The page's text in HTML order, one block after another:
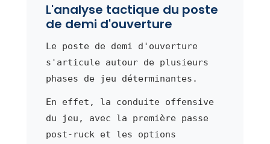
L'analyse tactique du poste
de demi d'ouverture
Le poste de demi d'ouverture
s'articule autour de plusieurs
phases de jeu déterminantes.
En effet, la conduite offensive
du jeu, avec la première passe
post-ruck et les options